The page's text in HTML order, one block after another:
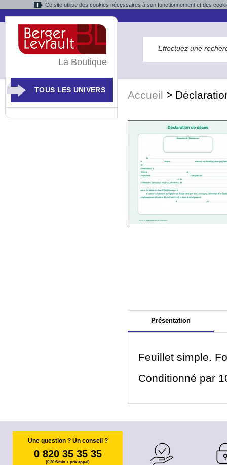
Ce site utilise des cookies nécessaires à son fonctionnement et des
Accueil >
Présentation
Feuillet simple.
Conditionné par
La Boutique
TOUS LES UNIVERS
Une question ? Un conseil ?
0 820 35 35 35
(0,20 €/min + prix appel)